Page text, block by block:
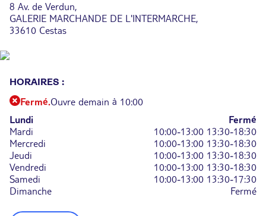
8 Av. de Verdun,
GALERIE MARCHANDE DE L'INTERMARCHE,
33610 Cestas
HORAIRES :
Fermé.Ouvre demain à 10:00
Lundi
Fermé
Mardi
10:00-13:00 13:30-18:30
Mercredi
10:00-13:00 13:30-18:30
Jeudi
10:00-13:00 13:30-18:30
Vendredi
10:00-13:00 13:30-18:30
Samedi
10:00-13:00 13:30-17:30
Dimanche
Fermé